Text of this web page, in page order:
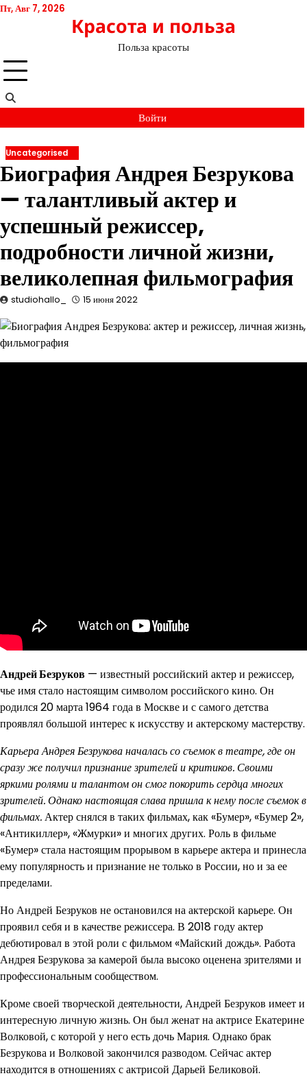
Перейти
Пт, Авг 7, 2026
Красота и польза
Польза красоты
Войти
Uncategorised
Биография Андрея Безрукова
— талантливый актер и
успешный режиссер,
подробности личной жизни,
великолепная фильмография
studiohallo_ 15 июня 2022
Андрей Безруков — известный российский актер и режиссер,
чье имя стало настоящим символом российского кино. Он
родился 20 марта 1964 года в Москве и с самого детства
проявлял большой интерес к искусству и актерскому мастерству.
Карьера Андрея Безрукова началась со съемок в театре, где он
сразу же получил признание зрителей и критиков. Своими
яркими ролями и талантом он смог покорить сердца многих
зрителей. Однако настоящая слава пришла к нему после съемок в
фильмах.Актер снялся в таких фильмах, как «Бумер», «Бумер 2»,
«Антикиллер», «Жмурки» и многих других. Роль в фильме
«Бумер» стала настоящим прорывом в карьере актера и принесла
ему популярность и признание не только в России, но и за ее
пределами.
Но Андрей Безруков не остановился на актерской карьере. Он
проявил себя и в качестве режиссера. В 2018 году актер
дебютировал в этой роли с фильмом «Майский дождь». Работа
Андрея Безрукова за камерой была высоко оценена зрителями и
профессиональным сообществом.
Кроме своей творческой деятельности, Андрей Безруков имеет и
интересную личную жизнь. Он был женат на актрисе Екатерине
Волковой, с которой у него есть дочь Мария. Однако брак
Безрукова и Волковой закончился разводом. Сейчас актер
находится в отношениях с актрисой Дарьей Беликовой.